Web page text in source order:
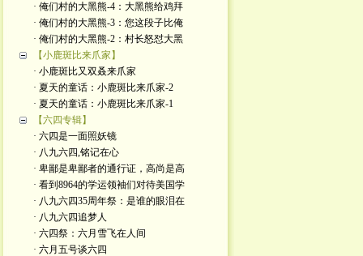
· 俺们村的大黑熊-4：大黑熊给鸡拜
· 俺们村的大黑熊-3：您这段子比俺
· 俺们村的大黑熊-2：村长怒怼大黑
【小鹿斑比来爪家】
· 小鹿斑比又双叒来爪家
· 夏天的童话：小鹿斑比来爪家-2
· 夏天的童话：小鹿斑比来爪家-1
【六四专辑】
· 六四是一面照妖镜
· 八九六四,铭记在心
· 卑鄙是卑鄙者的通行证，高尚是高
· 看到8964的学运领袖们对待美国学
· 八九六四35周年祭：是谁的眼泪在
· 八九六四追梦人
· 六四祭：六月雪飞在人间
· 六月五号谈六四